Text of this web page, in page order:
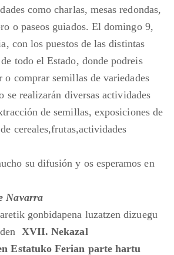
como charlas, mesasredondas,
o paseos guiados. El domingo 9,
con los puestos de las distintas
todo el Estado, donde podreis
o comprar semillas devariedades
se realizarán diversas actividades
de semillas, exposiciones de
cereales,frutas,actividades
su difusión y os esperamos en
Navarra
gonbidapena luzatzen dizuegu
XVII. Nekazal
Estatuko Ferian parte hartu